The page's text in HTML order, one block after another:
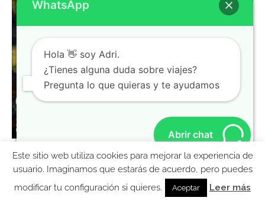
Ebook gratis para preparar tu viaje a Nueva York
Este sitio web utiliza cookies para mejorar la experiencia de
usuario. Imaginamos que estarás de acuerdo, pero puedes
modificar tu configuración si quieres.
Aceptar Leer más
WhatsApp
Hola 👋 soy Adri.
¿Tienes alguna duda sobre viajes?
Pregunta lo que quieras y te ayudamos
Abrir chat
MolaViajar